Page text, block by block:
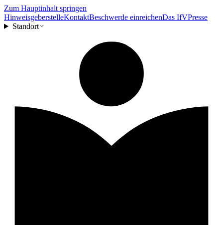
Zum Hauptinhalt springen
HinweisgeberstelleKontaktBeschwerde einreichenDas IfVPresse
Standort